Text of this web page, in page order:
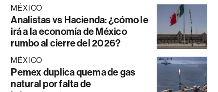
MÉXICO
Analistas vs Hacienda: ¿cómo le
irá a la economía de México
rumbo al cierre del 2026?
MÉXICO
Pemex duplica quema de gas
natural por falta de